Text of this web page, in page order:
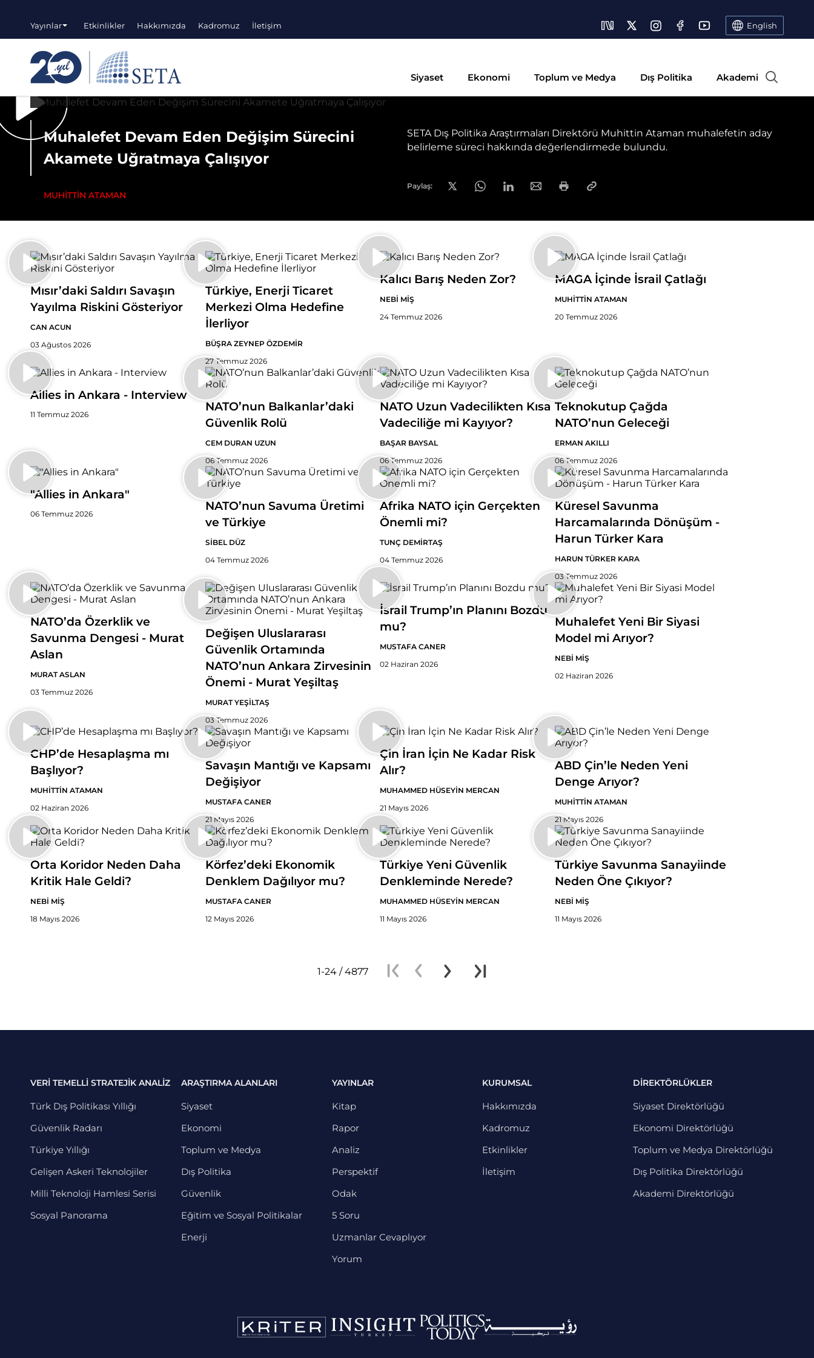
Yayınlar Etkinlikler Hakkımızda Kadromuz İletişim English
Siyaset Ekonomi Toplum ve Medya Dış Politika Akademi
Muhalefet Devam Eden Değişim Sürecini
Akamete Uğratmaya Çalışıyor
MUHİTTİN ATAMAN
SETA Dış Politika Araştırmaları Direktörü Muhittin Ataman muhalefetin aday
belirleme süreci hakkında değerlendirmede bulundu.
Paylaş:
Mısır’daki Saldırı Savaşın
Yayılma Riskini Gösteriyor
CAN ACUN
03 Ağustos 2026
Türkiye, Enerji Ticaret
Merkezi Olma Hedefine
İlerliyor
BÜŞRA ZEYNEP ÖZDEMİR
27 Temmuz 2026
Kalıcı Barış Neden Zor?
NEBİ MİŞ
24 Temmuz 2026
MAGA İçinde İsrail Çatlağı
MUHİTTİN ATAMAN
20 Temmuz 2026
Allies in Ankara - Interview
11 Temmuz 2026
NATO’nun Balkanlar’daki
Güvenlik Rolü
CEM DURAN UZUN
06 Temmuz 2026
NATO Uzun Vadecilikten Kısa
Vadeciliğe mi Kayıyor?
BAŞAR BAYSAL
06 Temmuz 2026
Teknokutup Çağda
NATO’nun Geleceği
ERMAN AKILLI
06 Temmuz 2026
"Allies in Ankara"
06 Temmuz 2026
NATO’nun Savuma Üretimi
ve Türkiye
SİBEL DÜZ
04 Temmuz 2026
Afrika NATO için Gerçekten
Önemli mi?
TUNÇ DEMİRTAŞ
04 Temmuz 2026
Küresel Savunma
Harcamalarında Dönüşüm -
Harun Türker Kara
HARUN TÜRKER KARA
03 Temmuz 2026
NATO’da Özerklik ve
Savunma Dengesi - Murat
Aslan
MURAT ASLAN
03 Temmuz 2026
Değişen Uluslararası
Güvenlik Ortamında
NATO’nun Ankara Zirvesinin
Önemi - Murat Yeşiltaş
MURAT YEŞİLTAŞ
03 Temmuz 2026
İsrail Trump’ın Planını Bozdu
mu?
MUSTAFA CANER
02 Haziran 2026
Muhalefet Yeni Bir Siyasi
Model mi Arıyor?
NEBİ MİŞ
02 Haziran 2026
CHP’de Hesaplaşma mı
Başlıyor?
MUHİTTİN ATAMAN
02 Haziran 2026
Savaşın Mantığı ve Kapsamı
Değişiyor
MUSTAFA CANER
21 Mayıs 2026
Çin İran İçin Ne Kadar Risk
Alır?
MUHAMMED HÜSEYİN MERCAN
21 Mayıs 2026
ABD Çin’le Neden Yeni
Denge Arıyor?
MUHİTTİN ATAMAN
21 Mayıs 2026
Orta Koridor Neden Daha
Kritik Hale Geldi?
NEBİ MİŞ
18 Mayıs 2026
Körfez’deki Ekonomik
Denklem Dağılıyor mu?
MUSTAFA CANER
12 Mayıs 2026
Türkiye Yeni Güvenlik
Denkleminde Nerede?
MUHAMMED HÜSEYİN MERCAN
11 Mayıs 2026
Türkiye Savunma Sanayiinde
Neden Öne Çıkıyor?
NEBİ MİŞ
11 Mayıs 2026
1-24 / 4877
VERİ TEMELLİ STRATEJİK ANALİZ
Türk Dış Politikası Yıllığı
Güvenlik Radarı
Türkiye Yıllığı
Gelişen Askeri Teknolojiler
Milli Teknoloji Hamlesi Serisi
Sosyal Panorama
ARAŞTIRMA ALANLARI
Siyaset
Ekonomi
Toplum ve Medya
Dış Politika
Güvenlik
Eğitim ve Sosyal Politikalar
Enerji
YAYINLAR
Kitap
Rapor
Analiz
Perspektif
Odak
5 Soru
Uzmanlar Cevaplıyor
Yorum
KURUMSAL
Hakkımızda
Kadromuz
Etkinlikler
İletişim
DİREKTÖRLÜKLER
Siyaset Direktörlüğü
Ekonomi Direktörlüğü
Toplum ve Medya Direktörlüğü
Dış Politika Direktörlüğü
Akademi Direktörlüğü